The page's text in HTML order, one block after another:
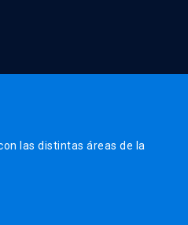
las distintas áreas de la